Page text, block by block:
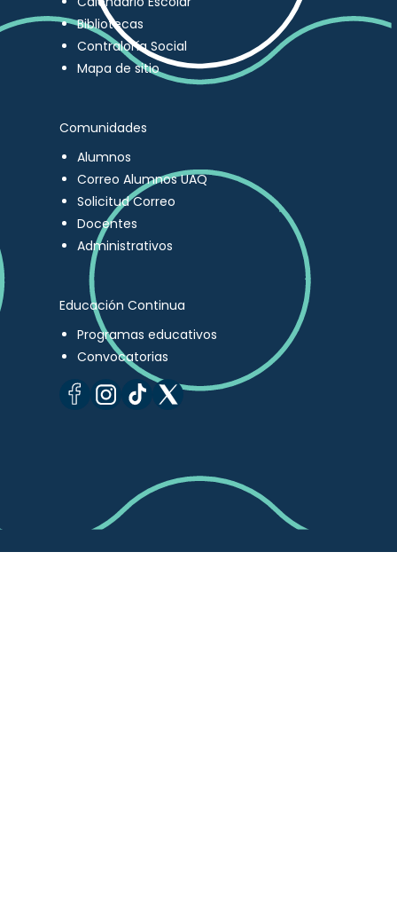
Bibliotecas
Contraloría Social
Mapa de sitio
Comunidades
Alumnos
Correo Alumnos UAQ
Solicitud Correo
Docentes
Administrativos
Educación Continua
Programas educativos
Convocatorias